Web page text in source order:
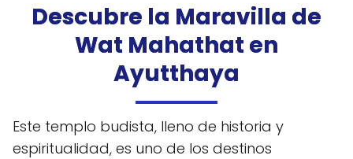
Descubre la Maravilla de
Wat Mahathat en
Ayutthaya
Este templo budista, lleno de historia y
espiritualidad, es uno de los destinos